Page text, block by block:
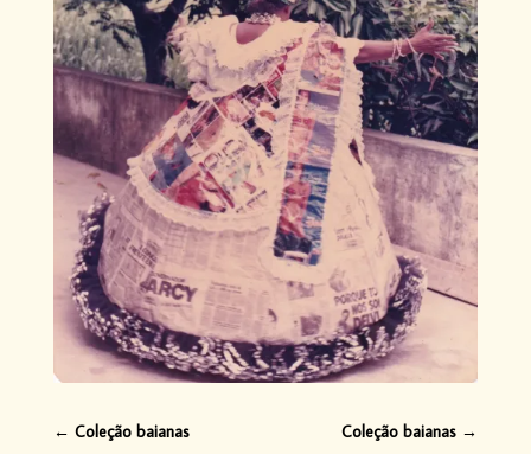
← Coleção baianas Coleção baianas →